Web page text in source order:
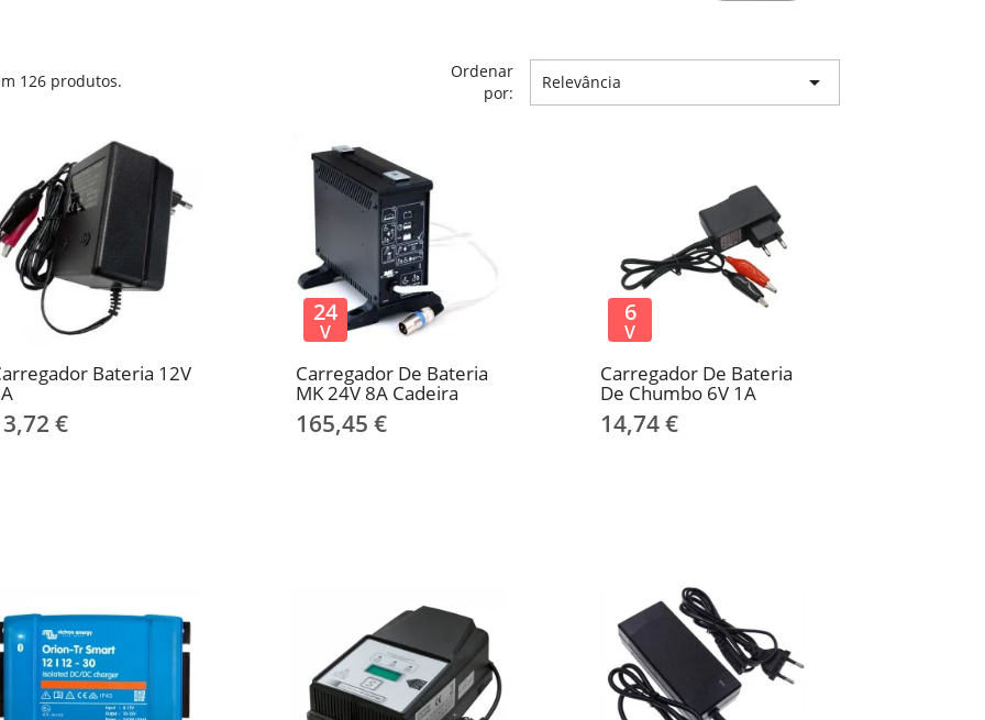
126 produtos.
Ordenar
por:
Relevância 
Bateria 12V
€
Carregador De Bateria
MK 24V 8A Cadeira
165,45 €
24
V
Carregador De Bateria
De Chumbo 6V 1A
14,74 €
6
V